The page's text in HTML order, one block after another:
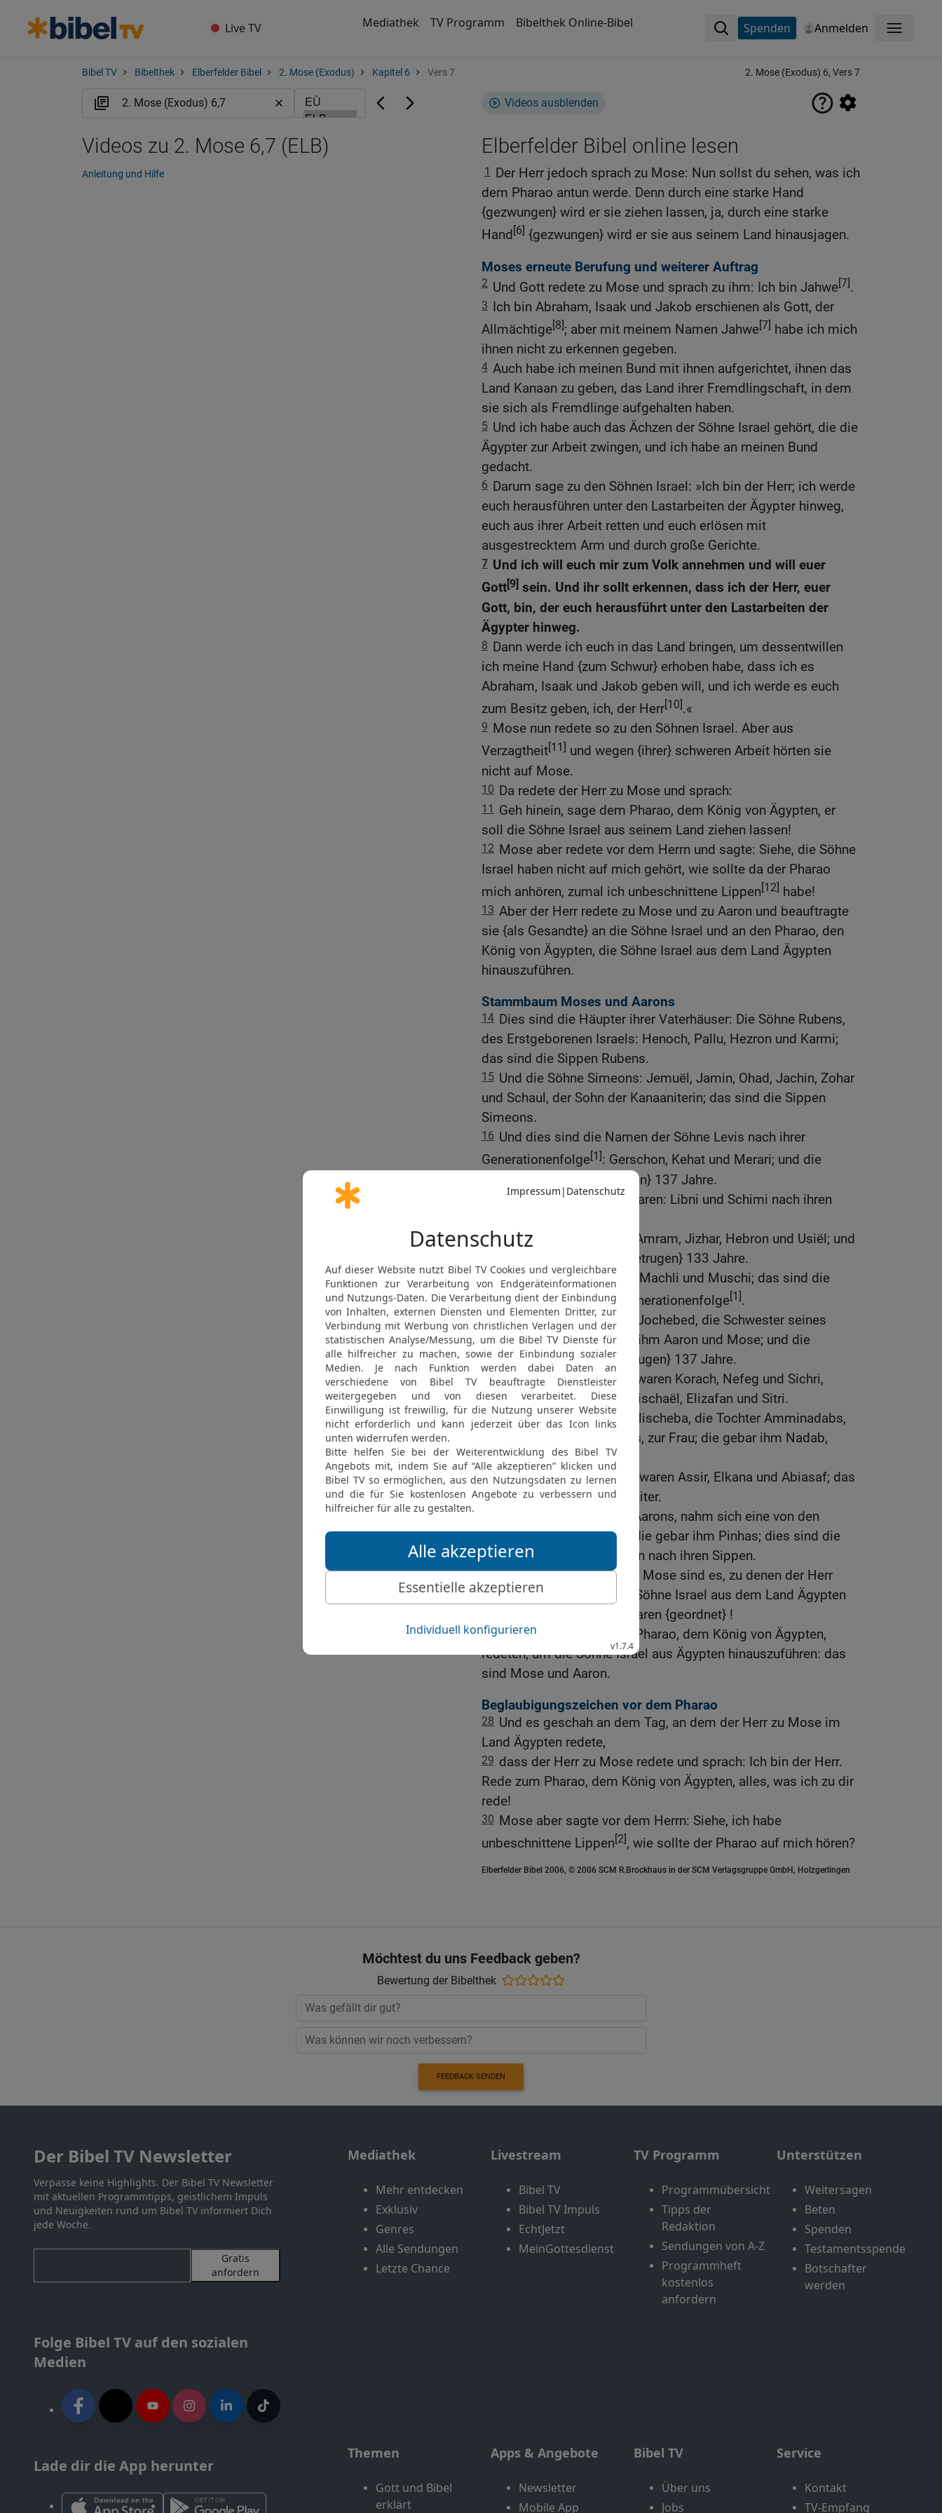
Live TV Mediathek TV Programm Bibelthek Online-Bibel Spenden Anmelden Menü
Bibel TV Bibelthek Elberfelder Bibel 2. Mose (Exodus) Kapitel 6 Vers 7 2. Mose (Exodus) 6, Vers 7
Videos ausblenden
Elberfelder Bibel online lesen
1 Der Herr jedoch sprach zu Mose: Nun sollst du sehen, was ich
dem Pharao antun werde. Denn durch eine starke Hand
{gezwungen} wird er sie ziehen lassen, ja, durch eine starke
Hand[6] {gezwungen} wird er sie aus seinem Land hinausjagen.
Moses erneute Berufung und weiterer Auftrag
2 Und Gott redete zu Mose und sprach zu ihm: Ich bin Jahwe[7].
3 Ich bin Abraham, Isaak und Jakob erschienen als Gott, der
Allmächtige[8]; aber mit meinem Namen Jahwe[7] habe ich mich
ihnen nicht zu erkennen gegeben.
4 Auch habe ich meinen Bund mit ihnen aufgerichtet, ihnen das
Land Kanaan zu geben, das Land ihrer Fremdlingschaft, in dem
sie sich als Fremdlinge aufgehalten haben.
5 Und ich habe auch das Ächzen der Söhne Israel gehört, die die
Ägypter zur Arbeit zwingen, und ich habe an meinen Bund
gedacht.
6 Darum sage zu den Söhnen Israel: »Ich bin der Herr; ich werde
euch herausführen unter den Lastarbeiten der Ägypter hinweg,
euch aus ihrer Arbeit retten und euch erlösen mit
ausgestrecktem Arm und durch große Gerichte.
7 Und ich will euch mir zum Volk annehmen und will euer
Gott[9] sein. Und ihr sollt erkennen, dass ich der Herr, euer
Gott, bin, der euch herausführt unter den Lastarbeiten der
Ägypter hinweg.
8 Dann werde ich euch in das Land bringen, um dessentwillen
ich meine Hand {zum Schwur} erhoben habe, dass ich es
Abraham, Isaak und Jakob geben will, und ich werde es euch
zum Besitz geben, ich, der Herr[10].«
9 Mose nun redete so zu den Söhnen Israel. Aber aus
Verzagtheit[11] und wegen {ihrer} schweren Arbeit hörten sie
nicht auf Mose.
10 Da redete der Herr zu Mose und sprach:
11 Geh hinein, sage dem Pharao, dem König von Ägypten, er
soll die Söhne Israel aus seinem Land ziehen lassen!
12 Mose aber redete vor dem Herrn und sagte: Siehe, die Söhne
Israel haben nicht auf mich gehört, wie sollte da der Pharao
mich anhören, zumal ich unbeschnittene Lippen[12] habe!
13 Aber der Herr redete zu Mose und zu Aaron und beauftragte
sie {als Gesandte} an die Söhne Israel und an den Pharao, den
König von Ägypten, die Söhne Israel aus dem Land Ägypten
hinauszuführen.
Stammbaum Moses und Aarons
14 Dies sind die Häupter ihrer Vaterhäuser: Die Söhne Rubens,
des Erstgeborenen Israels: Henoch, Pallu, Hezron und Karmi;
das sind die Sippen Rubens.
15 Und die Söhne Simeons: Jemuël, Jamin, Ohad, Jachin, Zohar
und Schaul, der Sohn der Kanaaniterin; das sind die Sippen
Simeons.
16 Und dies sind die Namen der Söhne Levis nach ihrer
Generationenfolge[1]: Gerschon, Kehat und Merari; und die
Lebensjahre Levis {betrugen} 137 Jahre.
Die Söhne Gerschons waren: Libni und Schimi nach ihren
18 Und die Söhne Kehats: Amram, Jizhar, Hebron und Usiël; und
die Lebensjahre Kehats {betrugen} 133 Jahre.
19 Und die Söhne Meraris: Machli und Muschi; das sind die
Sippen Levis nach ihrer Generationenfolge[1].
20 Und Amram nahm sich Jochebed, die Schwester seines
Vaters, zur Frau; die gebar ihm Aaron und Mose; und die
Lebensjahre Amrams {betrugen} 137 Jahre.
21 Die Söhne Jizhars aber waren Korach, Nefeg und Sichri,
22 und die Söhne Usiëls Mischaël, Elizafan und Sitri.
23 Aaron aber nahm sich Elischeba, die Tochter Amminadabs,
die Schwester Nachschons, zur Frau; die gebar ihm Nadab,
Abihu, Eleasar und Itamar.
24 Und die Söhne Korachs waren Assir, Elkana und Abiasaf; das
sind die Sippen der Korachiter.
Eleasar aber, der Sohn Aarons, nahm sich eine von den
Töchtern Putiëls zur Frau; die gebar ihm Pinhas; dies sind die
Familienhäupter der Leviten nach ihren Sippen.
26 Dieser Aaron und dieser Mose sind es, zu denen der Herr
gesprochen hat: Führt die Söhne Israel aus dem Land Ägypten
hinaus nach ihren Heerscharen {geordnet} !
27 Diese sind es, die zum Pharao, dem König von Ägypten,
redeten, um die Söhne Israel aus Ägypten hinauszuführen: das
sind Mose und Aaron.
Beglaubigungszeichen vor dem Pharao
28 Und es geschah an dem Tag, an dem der Herr zu Mose im
Land Ägypten redete,
29 dass der Herr zu Mose redete und sprach: Ich bin der Herr.
Rede zum Pharao, dem König von Ägypten, alles, was ich zu dir
rede!
30 Mose aber sagte vor dem Herrn: Siehe, ich habe
unbeschnittene Lippen[2], wie sollte der Pharao auf mich hören?
Elberfelder Bibel 2006, © 2006 SCM R.Brockhaus in der SCM Verlagsgruppe GmbH, Holzgerlingen
Videos zu 2. Mose 6,7 (ELB)
Anleitung und Hilfe
Möchtest du uns Feedback geben?
Bewertung der Bibelthek
FEEDBACK SENDEN
Der Bibel TV Newsletter
Verpasse keine Highlights. Der Bibel TV Newsletter
mit aktuellen Programmtipps, geistlichem Impuls
und Neuigkeiten rund um Bibel TV informiert Dich
jede Woche.
Gratis
anfordern
Folge Bibel TV auf den sozialen
Medien
Lade dir die App herunter
Mediathek
Mehr entdecken
Exklusiv
Genres
Alle Sendungen
Letzte Chance
Livestream
Bibel TV
Bibel TV Impuls
EchtJetzt
MeinGottesdienst
TV Programm
Programmübersicht
Tipps der
Redaktion
Sendungen von A-Z
Programmheft
kostenlos
anfordern
Unterstützen
Weitersagen
Beten
Spenden
Testamentsspende
Botschafter
werden
Themen
Gott und Bibel
erklärt
Apps & Angebote
Newsletter
Mobile App
Bibel TV
Über uns
Jobs
Service
Kontakt
TV-Empfang